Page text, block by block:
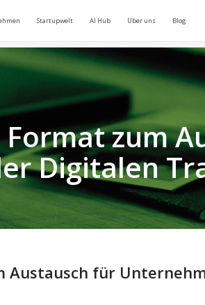
Startupwelt AI Hub Über uns Blog
Format zum
Digitalen
Austausch für